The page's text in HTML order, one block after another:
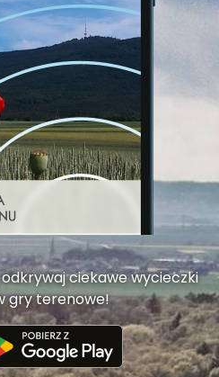
ciekawe wycieczki
gry terenowe!